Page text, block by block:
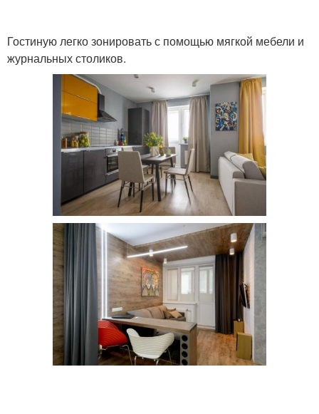
Гостиную легко зонировать с помощью мягкой мебели и
журнальных столиков.